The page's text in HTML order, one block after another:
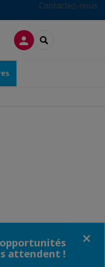
Contactez-nous
CONNEXIONRECHERCHER
attendent !